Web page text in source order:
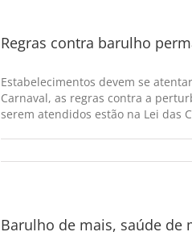
Regras contra barulho
Estabelecimentos devem se
Carnaval, as regras contra a
serem atendidos estão na Lei das
Barulho de mais, saúde de